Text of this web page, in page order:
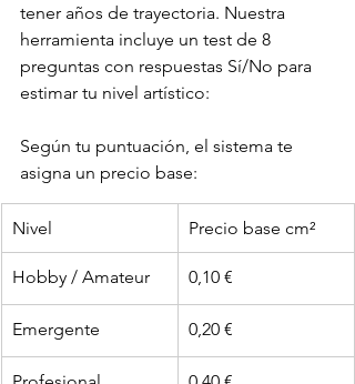
tener años de trayectoria. Nuestra
herramienta incluye un test de 8
preguntas con respuestas Sí/No para
estimar tu nivel artístico:
Según tu puntuación, el sistema te
asigna un precio base:
Nivel Precio base cm²
Hobby / Amateur 0,10 €
Emergente 0,20 €